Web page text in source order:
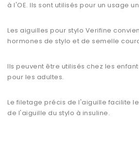
à l'OE. Ils sont utilisés pour un usage
Les aiguilles pour stylo Verifine
hormones de stylo et de semelle
Ils peuvent être utilisés chez les
pour les adultes.
Le filetage précis de l'aiguille facilite
de l'aiguille du stylo à insuline.